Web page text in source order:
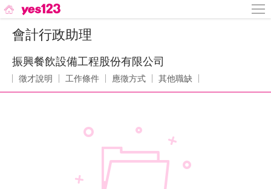
會計行政助理
振興餐飲設備工程股份有限公司
徵才說明 工作條件 應徵方式 其他職缺